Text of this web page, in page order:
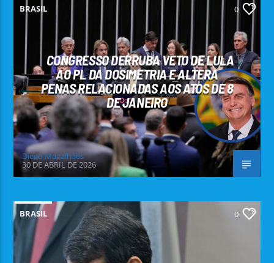
BRASIL 0
CONGRESSO DERRUBA VETO DE LULA
AO PL DA DOSIMETRIA E ALTERA
PENAS RELACIONADAS AOS ATOS DE 8
DE JANEIRO
Diego Magalhães
30 DE ABRIL DE 2026
BRASIL 0